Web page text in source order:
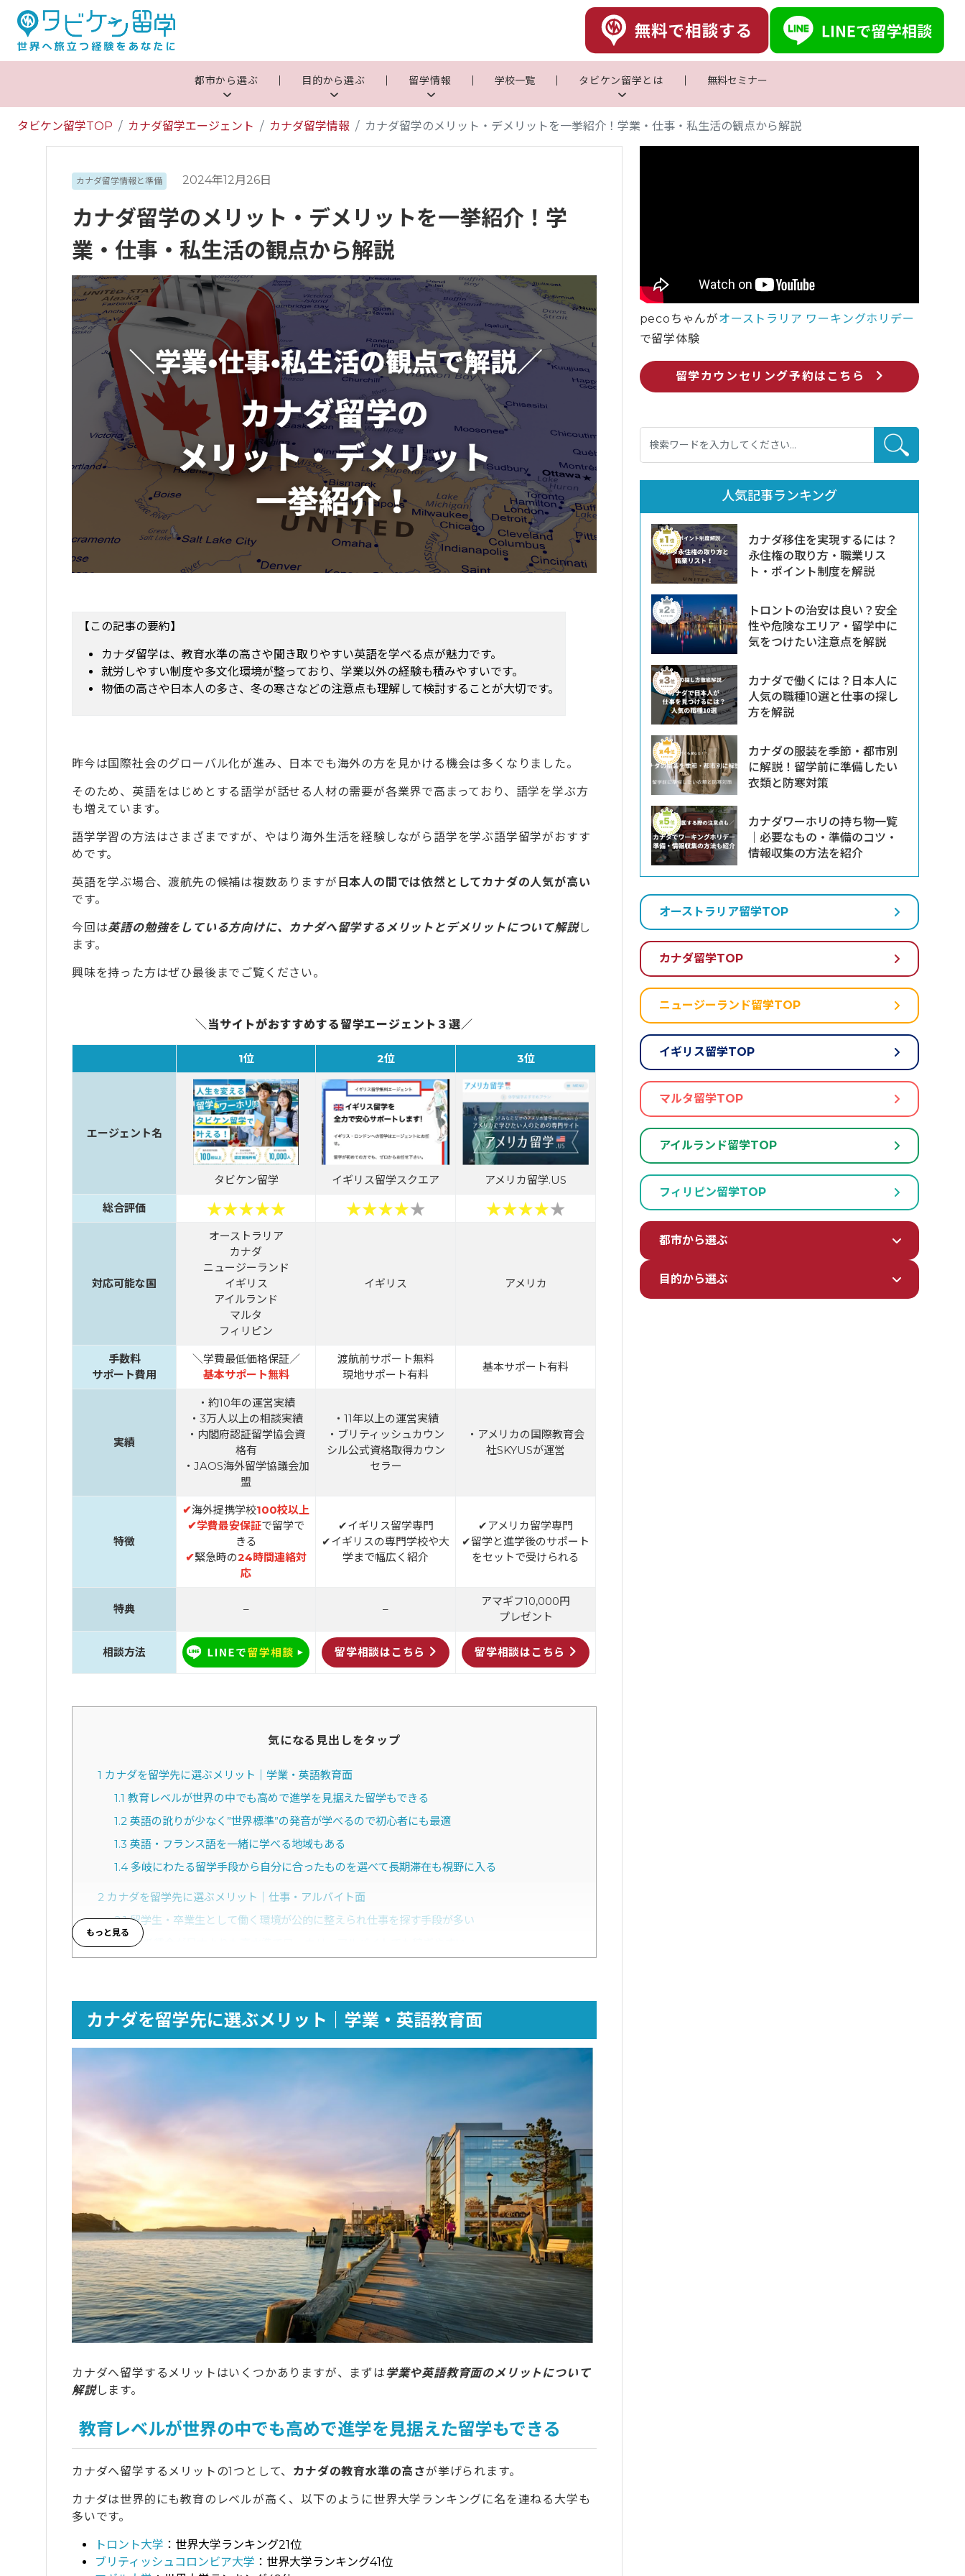
都市から選ぶ 目的から選ぶ 留学情報 学校一覧 タビケン留学とは 無料セミナー
タビケン留学TOP カナダ留学エージェント カナダ留学情報 カナダ留学のメリット・デメリットを一挙紹介！学業・仕事・私生活の観点から解説
カナダ留学情報と準備 2024年12月26日
カナダ留学のメリット・デメリットを一挙紹介！学
業・仕事・私生活の観点から解説
【この記事の要約】
カナダ留学は、教育水準の高さや聞き取りやすい英語を学べる点が魅力です。
就労しやすい制度や多文化環境が整っており、学業以外の経験も積みやすいです。
物価の高さや日本人の多さ、冬の寒さなどの注意点も理解して検討することが大切です。
昨今は国際社会のグローバル化が進み、日本でも海外の方を見かける機会は多くなりました。
そのため、英語をはじめとする語学が話せる人材の需要が各業界で高まっており、語学を学ぶ方
も増えています。
語学学習の方法はさまざまですが、やはり海外生活を経験しながら語学を学ぶ語学留学がおすす
めです。
英語を学ぶ場合、渡航先の候補は複数ありますが 日本人の間では依然としてカナダの人気が高い
です。
今回は英語の勉強をしている方向けに、カナダへ留学するメリットとデメリットについて解説し
ます。
興味を持った方はぜひ最後までご覧ください。
＼当サイトがおすすめする留学エージェント３選／
1位 2位 3位
エージェント名
タビケン留学 イギリス留学スクエア アメリカ留学.US
総合評価
対応可能な国
オーストラリア
カナダ
ニュージーランド
イギリス
アイルランド
マルタ
フィリピン
イギリス アメリカ
手数料
サポート費用
＼学費最低価格保証／
基本サポート無料
渡航前サポート無料
現地サポート有料
基本サポート有料
実績
・約10年の運営実績
・3万人以上の相談実績
・内閣府認証留学協会資
格有
・JAOS海外留学協議会加
盟
・11年以上の運営実績
・ブリティッシュカウン
シル公式資格取得カウン
セラー
・アメリカの国際教育会
社SKYUSが運営
特徴
✔海外提携学校100校以上
✔学費最安保証で留学で
きる
✔緊急時の24時間連絡対
応
✔イギリス留学専門
✔イギリスの専門学校や大
学まで幅広く紹介
✔アメリカ留学専門
✔留学と進学後のサポート
をセットで受けられる
特典 – –
アマギフ10,000円
プレゼント
相談方法 留学相談はこちら 留学相談はこちら
気になる見出しをタップ
1 カナダを留学先に選ぶメリット｜学業・英語教育面
1.1 教育レベルが世界の中でも高めで進学を見据えた留学もできる
1.2英語の訛りが少なく”世界標準”の発音が学べるので初心者にも最適
1.3 英語・フランス語を一緒に学べる地域もある
1.4多岐にわたる留学手段から自分に合ったものを選べて長期滞在も視野に入る
2 カナダを留学先に選ぶメリット｜仕事・アルバイト面
2.1留学生・卒業生として働く環境が公的に整えられ仕事を探す手段が多い
2.2最低賃金が日本よりも高水準でワーホリ・アルバイトでも稼ぎやすい
3.2移民が多い国柄で多国籍な文化が根付くため留学生にも寛容である
3.3雄大な自然を体感できる観光地が豊富で余暇の過ごし方にも困りにくい
カナダを留学先に選ぶデメリット・注意点
東京に比べて物価が高く生活にかかる費用の捻出に苦労する場合がある
4.2
日本人の留学先として人気が高く英語を使う機会が減る可能性がある
カナダ東部は日本（東京）に比べて冬の厳しい寒さが長期で続く
カナダ西部は冬の降水量が非常に多くどんよりとした天気が続きやすい
人気の留学先の中でも距離が遠く日本からの移動に時間がかかる
5カナダ留学のメリットを生かしデメリットを抑えられるかは自分の取り組み次第
6メリットを生かして後悔ないカナダ留学にしたい方はタビケン留学へご相談ください
7カナダ留学のメリット・デメリットを理解してよく検討しよう
8英語初心者でも安心！pecoちゃんがタビケン留学のサポートで自信を手にする
カナダを留学先に選ぶメリット｜学業・英語教育面
カナダへ留学するメリットはいくつかありますが、まずは学業や英語教育面のメリットについて
解説します。
教育レベルが世界の中でも高めで進学を見据えた留学もできる
カナダへ留学するメリットの1つとして、 カナダの教育水準の高さが挙げられます。
カナダは世界的にも教育のレベルが高く、以下のように世界大学ランキングに名を連ねる大学も
多いです。
トロント大学 ：世界大学ランキング21位
ブリティッシュコロンビア大学 ：世界大学ランキング41位
pecoちゃんがオーストラリア ワーキングホリデー
で留学体験
留学カウンセリング予約はこちら
人気記事ランキング
カナダ移住を実現するには？
永住権の取り方・職業リス
ト・ポイント制度を解説
トロントの治安は良い？安全
性や危険なエリア・留学中に
気をつけたい注意点を解説
カナダで働くには？日本人に
人気の職種10選と仕事の探し
方を解説
カナダの服装を季節・都市別
に解説！留学前に準備したい
衣類と防寒対策
カナダワーホリの持ち物一覧
｜必要なもの・準備のコツ・
情報収集の方法を紹介
オーストラリア留学TOP
カナダ留学TOP
ニュージーランド留学TOP
イギリス留学TOP
マルタ留学TOP
アイルランド留学TOP
フィリピン留学TOP
都市から選ぶ
目的から選ぶ